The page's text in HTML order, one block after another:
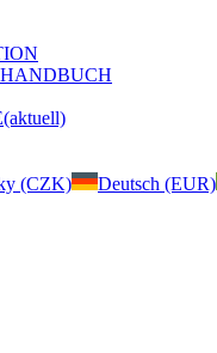
(aktuell)
(CZK) Deutsch (EUR)